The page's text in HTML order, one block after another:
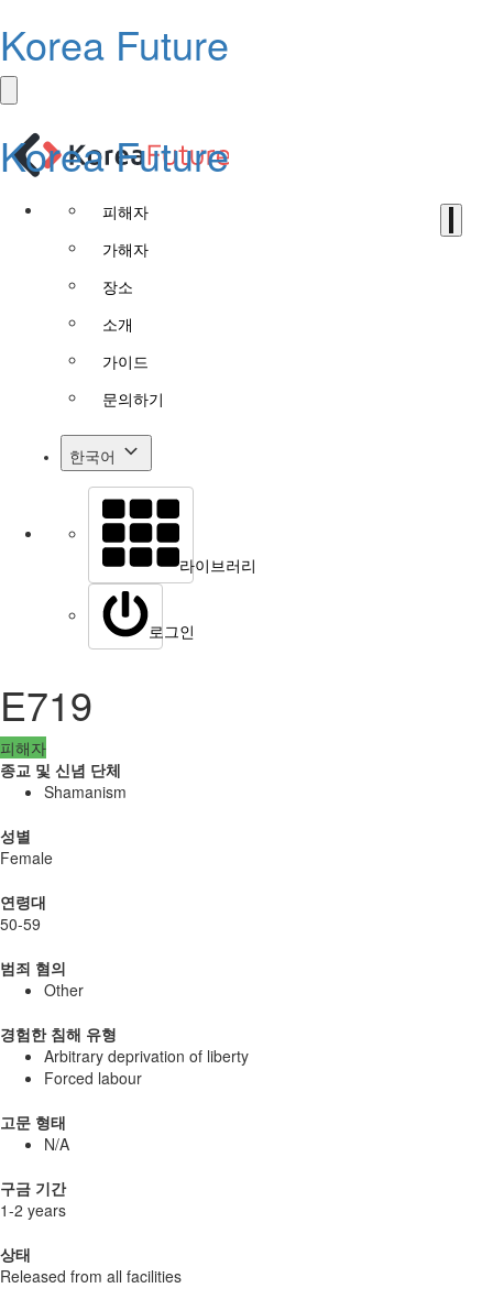
Korea Future
Korea Future
피해자
가해자
장소
소개
가이드
문의하기
한국어
라이브러리
로그인
E719
피해자
종교 및 신념 단체
Shamanism
성별
Female
연령대
50-59
범죄 혐의
Other
경험한 침해 유형
Arbitrary deprivation of liberty
Forced labour
고문 형태
N/A
구금 기간
1-2 years
상태
Released from all facilities